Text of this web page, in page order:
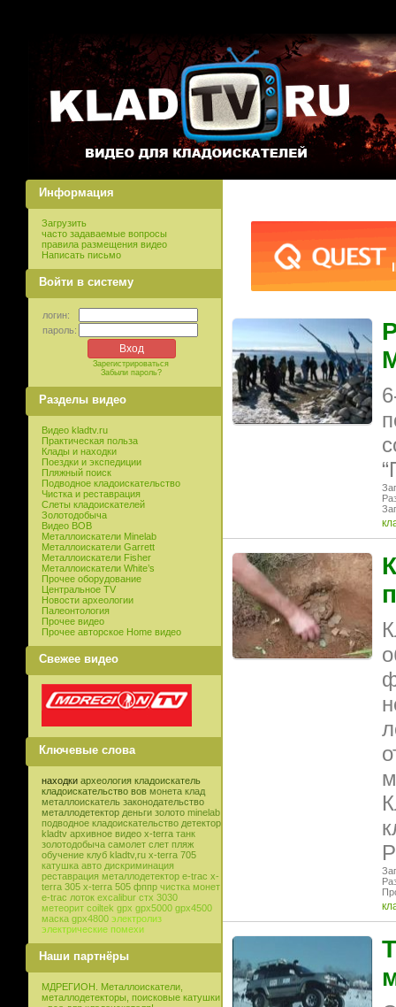
Информация
Загрузить
часто задаваемые вопросы
правила размещения видео
Написать письмо
Войти в систему
логин:
пароль:
Зарегистрироваться
Забыли пароль?
Разделы видео
Видео kladtv.ru
Практическая польза
Клады и находки
Поездки и экспедиции
Пляжный поиск
Подводное кладоискательство
Чистка и реставрация
Слеты кладоискателей
Золотодобыча
Видео ВОВ
Металлоискатели Minelab
Металлоискатели Garrett
Металлоискатели Fisher
Металлоискатели White’s
Прочее оборудование
Центральное TV
Новости археологии
Палеонтология
Прочее видео
Прочее авторское Home видео
Свежее видео
Ключевые слова
находки археология кладоискатель
кладоискательство вов монета клад
металлоискатель законодательство
металлодетектор деньги золото minelab
подводное кладоискательство детектор
kladtv архивное видео x-terra танк
золотодобыча самолет слет пляж
обучение клуб kladtv,ru x-terra 705
катушка авто дискриминация
реставрация металлодетектор e-trac x-
terra 305 x-terra 505 фппр чистка монет
e-trac лоток excalibur стх 3030
метеорит coiltek gpx gpx5000 gpx4500
маска gpx4800 электролиз
электрические помехи
Наши партнёры
МДРЕГИОН. Металлоискатели,
металлодетекторы, поисковые катушки